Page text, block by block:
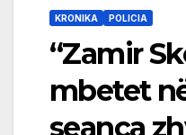
KRONIKA POLICIA
“Zamir
mbetet
seanca